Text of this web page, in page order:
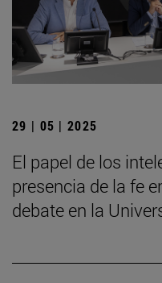
29 | 05 | 2025
El papel de los
presencia de la fe
debate en la